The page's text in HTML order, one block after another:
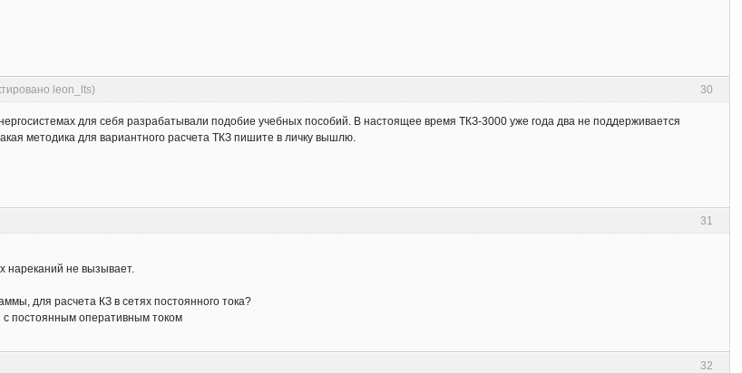
30
leon_lts)
для себя разрабатывали подобие учебных пособий. В настоящее время ТКЗ-3000 уже года два не поддерживается
методика для вариантного расчета ТКЗ пишите в личку вышлю.
31
нареканий не вызывает.
для расчета КЗ в сетях постоянного тока?
с постоянным оперативным током
32